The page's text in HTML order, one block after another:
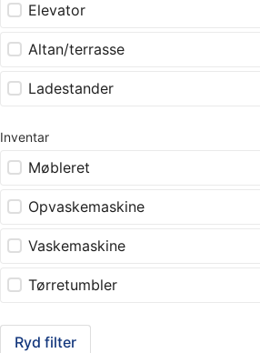
Elevator
Altan/terrasse
Ladestander
Inventar
Møbleret
Opvaskemaskine
Vaskemaskine
Tørretumbler
Ryd filter